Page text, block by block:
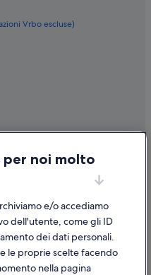
Vrbo escluse)
dei contenuti
per noi molto
e/o accediamo
dell'utente, come gli ID
dei dati personali.
le proprie scelte facendo
nella pagina